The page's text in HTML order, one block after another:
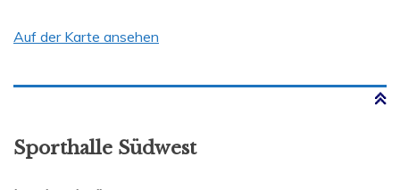
Auf der Karte ansehen
Sporthalle Südwest